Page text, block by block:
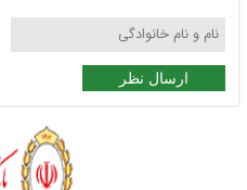
ارسال نظر